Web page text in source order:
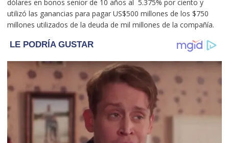
dólares en bonos senior de 10 años al 5.375% por ciento y
utilizó las ganancias para pagar US$500 millones de los $750
millones utilizados de la deuda de mil millones de la compañía.